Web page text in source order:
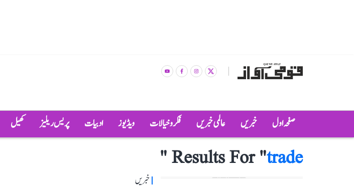
صفحہ اول خبریں عالمی خبریں فکر و خیالات ویڈیوز ادبیات پریس ریلیز کھیل
Results For "trade
"
خبریں